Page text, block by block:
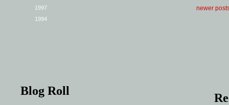
1997
1994
newer
Blog Roll